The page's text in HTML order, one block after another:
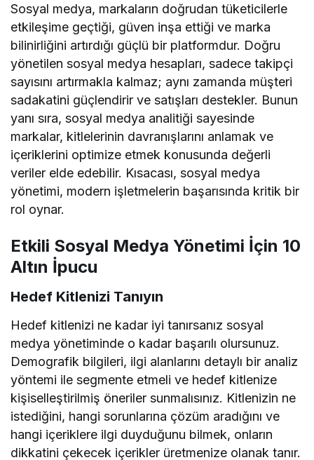
Sosyal medya, markaların doğrudan tüketicilerle
etkileşime geçtiği, güven inşa ettiği ve marka
bilinirliğini artırdığı güçlü bir platformdur. Doğru
yönetilen sosyal medya hesapları, sadece takipçi
sayısını artırmakla kalmaz; aynı zamanda müşteri
sadakatini güçlendirir ve satışları destekler. Bunun
yanı sıra, sosyal medya analitiği sayesinde
markalar, kitlelerinin davranışlarını anlamak ve
içeriklerini optimize etmek konusunda değerli
veriler elde edebilir. Kısacası, sosyal medya
yönetimi, modern işletmelerin başarısında kritik bir
rol oynar.
Etkili Sosyal Medya Yönetimi İçin 10
Altın İpucu
Hedef Kitlenizi Tanıyın
Hedef kitlenizi ne kadar iyi tanırsanız sosyal
medya yönetiminde o kadar başarılı olursunuz.
Demografik bilgileri, ilgi alanlarını detaylı bir analiz
yöntemi ile segmente etmeli ve hedef kitlenize
kişiselleştirilmiş öneriler sunmalısınız. Kitlenizin ne
istediğini, hangi sorunlarına çözüm aradığını ve
hangi içeriklere ilgi duyduğunu bilmek, onların
dikkatini çekecek içerikler üretmenize olanak tanır.